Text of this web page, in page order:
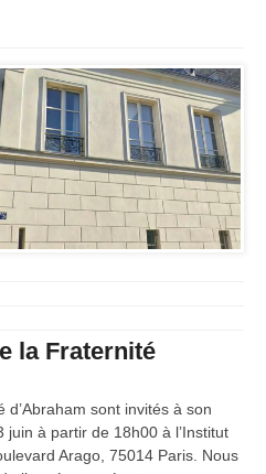
la Fraternité
sont invités à son
à partir de 18h00 à l’Institut
Arago, 75014 Paris. Nous